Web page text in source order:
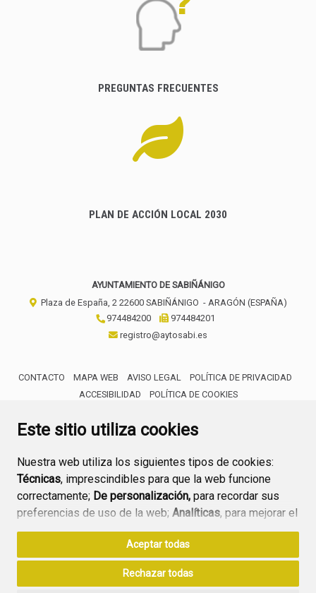
Este sitio utiliza cookies
Nuestra web utiliza los siguientes tipos de cookies:
Técnicas, imprescindibles para que la web funcione
correctamente; De personalización, para recordar sus
preferencias de uso de la web; Analíticas, para mejorar el
funcionamiento de la web y sus servicios.
Si acepta pulsando el botón“Aceptar todas”
consideramos que acepta su uso. Si pulsa el botón
Aceptar todas
Rechazar todas
PREGUNTAS FRECUENTES
PLAN DE ACCIÓN LOCAL 2030
AYUNTAMIENTO DE SABIÑÁNIGO
Plaza de España, 2 22600 SABIÑÁNIGO - ARAGÓN (ESPAÑA)
974484200
974484201
registro@aytosabi.es
CONTACTO MAPA WEB AVISO LEGAL
POLÍTICA DE PRIVACIDAD
ACCESIBILIDAD
POLÍTICA DE COOKIES